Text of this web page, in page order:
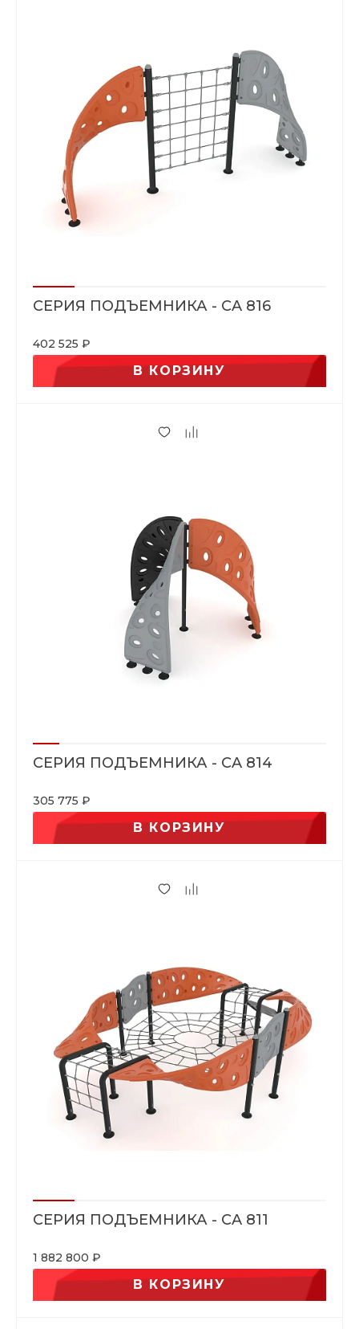
СЕРИЯ ПОДЪЕМНИКА - CA 816
402 525 ₽
В КОРЗИНУ
СЕРИЯ ПОДЪЕМНИКА - CA 814
305 775 ₽
В КОРЗИНУ
СЕРИЯ ПОДЪЕМНИКА - CA 811
1 882 800 ₽
В КОРЗИНУ